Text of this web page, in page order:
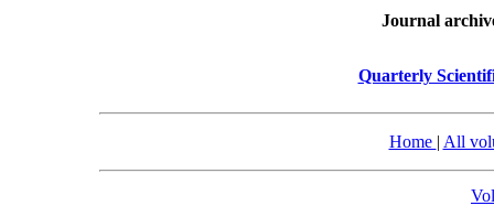
Journal
Quarterly
Home | All